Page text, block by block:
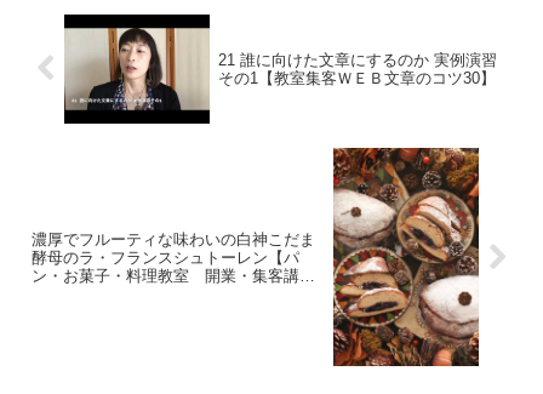
たいと思います。ＷＥＢ媒体で文
章がよく出てくるところは大き
こ...
21 誰に向けた文章にするのか 実例演習
その1【教室集客ＷＥＢ文章のコツ30】
濃厚でフルーティな味わいの白神こだま
酵母のラ・フランスシュトーレン【パ
ン・お菓子・料理教室 開業・集客講座